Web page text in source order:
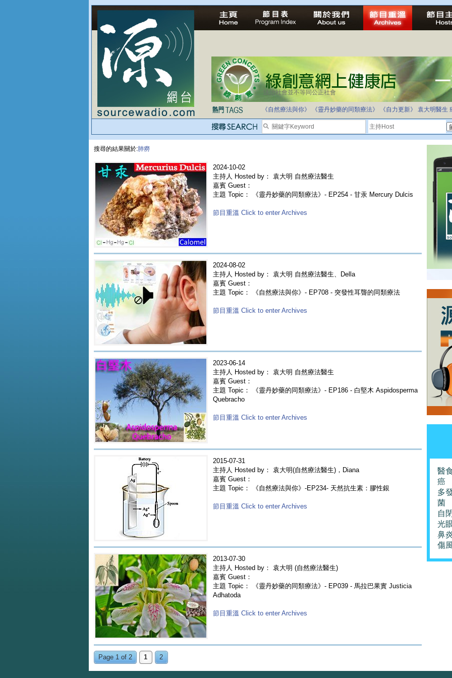
法治社會並不等同公正社會
《自然療法與你》 《靈丹妙藥的同類療法》 《自力更新》 袁大明醫生
搜尋的結果關於:肺癆
2024-10-02
主持人 Hosted by： 袁大明 自然療法醫生
嘉賓 Guest：
主題 Topic： 《靈丹妙藥的同類療法》- EP254 - 甘汞 Mercury Dulcis
節目重溫 Click to enter Archives
2024-08-02
主持人 Hosted by： 袁大明 自然療法醫生、Della
嘉賓 Guest：
主題 Topic： 《自然療法與你》- EP708 - 突發性耳聾的同類療法
節目重溫 Click to enter Archives
2023-06-14
主持人 Hosted by： 袁大明 自然療法醫生
嘉賓 Guest：
主題 Topic： 《靈丹妙藥的同類療法》- EP186 - 白堅木 Aspidosperma
Quebracho
節目重溫 Click to enter Archives
2015-07-31
主持人 Hosted by： 袁大明(自然療法醫生)，Diana
嘉賓 Guest：
主題 Topic： 《自然療法與你》-EP234- 天然抗生素：膠性銀
節目重溫 Click to enter Archives
2013-07-30
主持人 Hosted by： 袁大明 (自然療法醫生)
嘉賓 Guest：
主題 Topic： 《靈丹妙藥的同類療法》- EP039 - 馬拉巴果實 Justicia
Adhatoda
節目重溫 Click to enter Archives
Page 1 of 2 1 2
醫
癌
多
菌
自
光
鼻
傷